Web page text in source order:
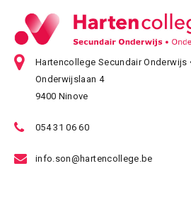
Hartencollege Secundair Onderwijs
Onderwijslaan 4
9400 Ninove
054 31 06 60
info.son@hartencollege.be